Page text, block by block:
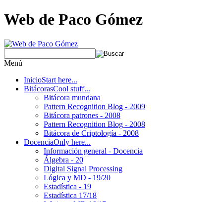
Web de Paco Gómez
Menú
InicioStart here...
BitácorasCool stuff...
Bitácora mundana
Pattern Recognition Blog - 2009
Bitácora patrones - 2008
Pattern Recognition Blog - 2008
Bitácora de Criptología - 2008
DocenciaOnly here...
Información general - Docencia
Álgebra - 20
Digital Signal Processing
Lógica y MD - 19/20
Estadística - 19
Estadística 17/18